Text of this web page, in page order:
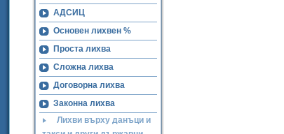
АДСИЦ
Основен лихвен %
Проста лихва
Сложна лихва
Договорна лихва
Законна лихва
Лихви върху данъци и